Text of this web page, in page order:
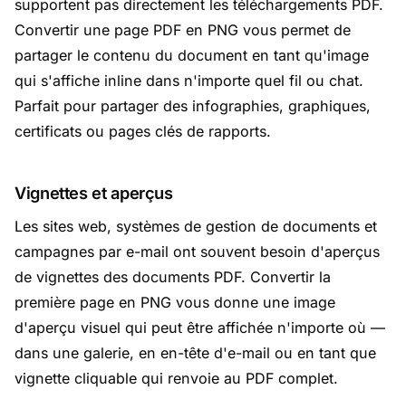
supportent pas directement les téléchargements PDF.
Convertir une page PDF en PNG vous permet de
partager le contenu du document en tant qu'image
qui s'affiche inline dans n'importe quel fil ou chat.
Parfait pour partager des infographies, graphiques,
certificats ou pages clés de rapports.
Vignettes et aperçus
Les sites web, systèmes de gestion de documents et
campagnes par e-mail ont souvent besoin d'aperçus
de vignettes des documents PDF. Convertir la
première page en PNG vous donne une image
d'aperçu visuel qui peut être affichée n'importe où —
dans une galerie, en en-tête d'e-mail ou en tant que
vignette cliquable qui renvoie au PDF complet.